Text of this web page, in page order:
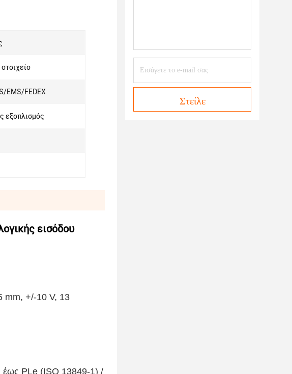
EMS/FEDEX
εξοπλισμός
εισόδου
mm, +/-10 V, 13
έως PLe (ISO 13849-1) /
Στείλε